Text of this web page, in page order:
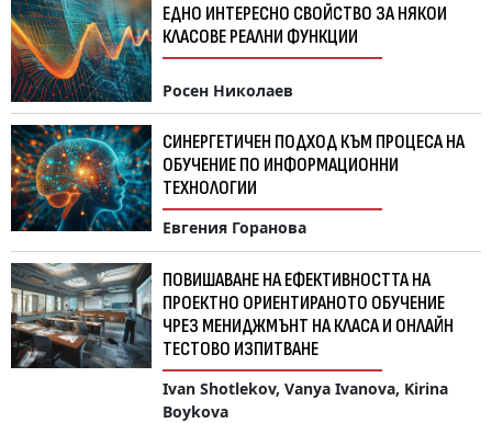
ЕДНО ИНТЕРЕСНО СВОЙСТВО ЗА НЯКОИ
КЛАСОВЕ РЕАЛНИ ФУНКЦИИ
Росен Николаев
СИНЕРГЕТИЧЕН ПОДХОД КЪМ ПРОЦЕСА НА
ОБУЧЕНИЕ ПО ИНФОРМАЦИОННИ
ТЕХНОЛОГИИ
Евгения Горанова
ПОВИШАВАНЕ НА ЕФЕКТИВНОСТТА НА
ПРОЕКТНО ОРИЕНТИРАНОТО ОБУЧЕНИЕ
ЧРЕЗ МЕНИДЖМЪНТ НА КЛАСА И ОНЛАЙН
ТЕСТОВО ИЗПИТВАНЕ
Ivan Shotlekov, Vanya Ivanova, Kirina
Boykova